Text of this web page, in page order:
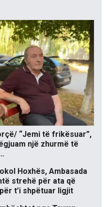
“Jemi të frikësuar”,
një zhurmë të
Hoxhës, Ambasada
strehë për ata që
t’i shpëtuar ligjit